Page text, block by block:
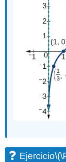
Ejercicio